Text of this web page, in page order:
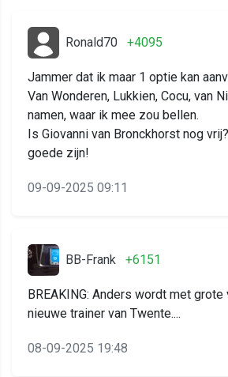
Ronald70 +4095
Jammer dat ik maar 1 optie kan
Van Wonderen, Lukkien, Cocu, van
namen, waar ik mee zou bellen.
Is Giovanni van Bronckhorst nog
goede zijn!
09-09-2025 09:11
BB-Frank +6151
BREAKING: Anders wordt met
nieuwe trainer van Twente....
08-09-2025 19:48